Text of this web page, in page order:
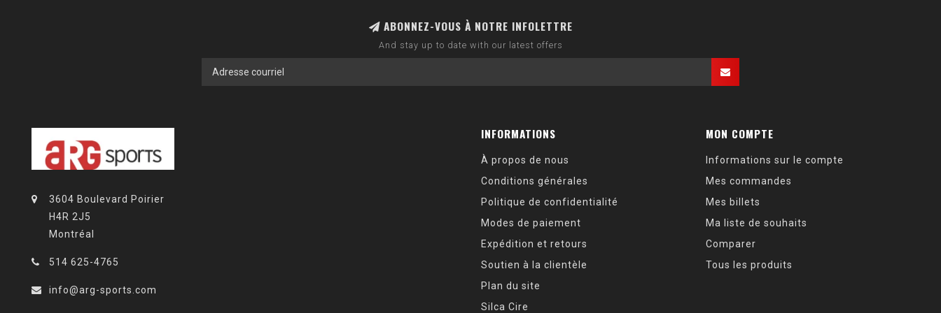
ABONNEZ-VOUS À NOTRE INFOLETTRE
And stay up to date with our latest offers
3604 Boulevard Poirier
H4R 2J5
Montréal
514 625-4765
info@arg-sports.com
INFORMATIONS
À propos de nous
Conditions générales
Politique de confidentialité
Modes de paiement
Expédition et retours
Soutien à la clientèle
Plan du site
Silca Cire
MON COMPTE
Informations sur le compte
Mes commandes
Mes billets
Ma liste de souhaits
Comparer
Tous les produits